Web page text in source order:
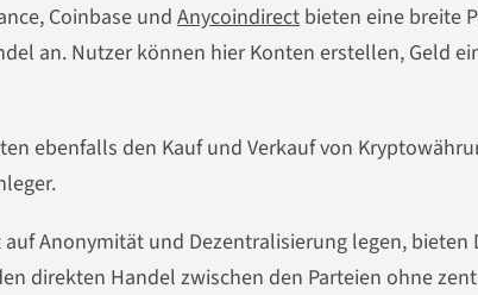
Coinbase und Anycoindirect bieten eine breite
an. Nutzer können hier Konten erstellen, Geld
ebenfalls den Kauf und Verkauf von
Anonymität und Dezentralisierung legen, bieten
direkten Handel zwischen den Parteien ohne